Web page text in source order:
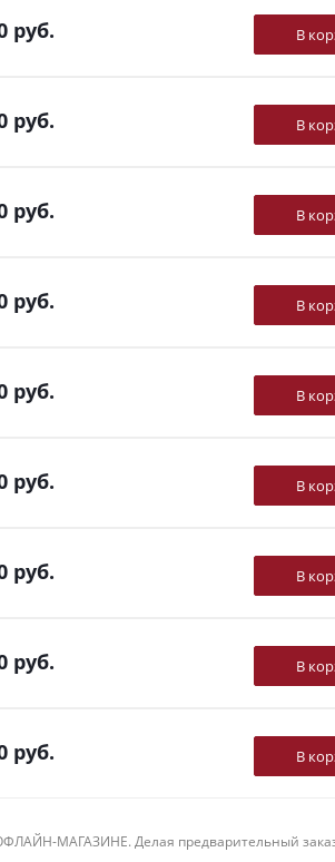
руб. В
руб. В
руб. В
руб. В
руб. В
руб. В
руб. В
руб. В
руб. В
МАГАЗИНЕ. Делая предварительный